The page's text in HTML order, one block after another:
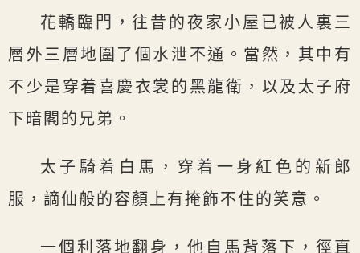
花轎臨門，往昔的夜家小屋已被人裏三
層外三層地圍了個水泄不通。當然，其中有
不少是穿着喜慶衣裳的黑龍衛，以及太子府
下暗閣的兄弟。
太子騎着白馬，穿着一身紅色的新郎
服，謫仙般的容顏上有掩飾不住的笑意。
一個利落地翻身，他自馬背落下，徑直